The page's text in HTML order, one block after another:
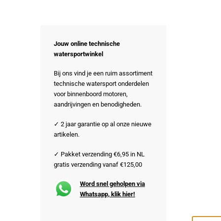
Jouw online technische
watersportwinkel
Bij ons vind je een ruim assortiment
technische watersport onderdelen
voor binnenboord motoren,
aandrijvingen en benodigheden.
✓ 2 jaar garantie op al onze nieuwe
artikelen.
✓ Pakket verzending €6,95 in NL
gratis verzending vanaf €125,00
Word snel geholpen via
Whatsapp, klik hier!